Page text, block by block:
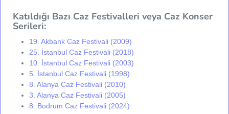
Katıldığı Bazı Caz Festivalleri veya Caz Konser
Serileri:
19. Akbank Caz Festivali (2009)
25. İstanbul Caz Festivali (2018)
10. İstanbul Caz Festivali (2003)
5. İstanbul Caz Festivali (1998)
8. Alanya Caz Festivali (2010)
3. Alanya Caz Festivali (2005)
8. Bodrum Caz Festivali (2024)